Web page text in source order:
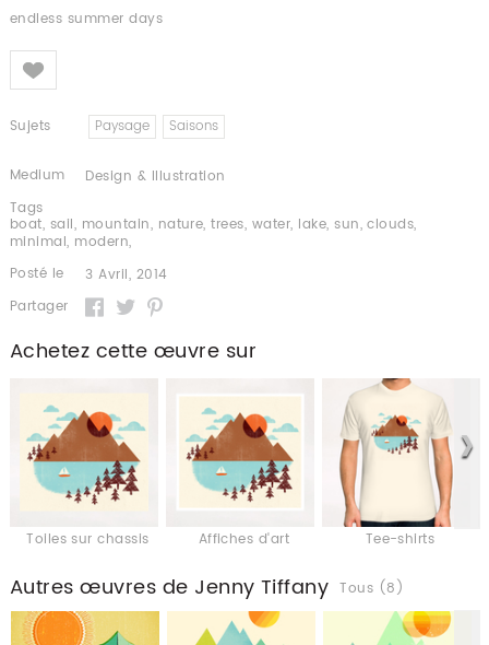
endless summer days
Like
Sujets Paysage Saisons
Medium
Design & Illustration
Tags
boat, sail, mountain, nature,trees, water, lake,sun,clouds,
minimal, modern,
Posté le
3 Avril, 2014
Partager
Achetez cette œuvre sur
Toiles sur chassis Affiches d'art Tee-shirts
Autres œuvres de Jenny Tiffany Tous (8)